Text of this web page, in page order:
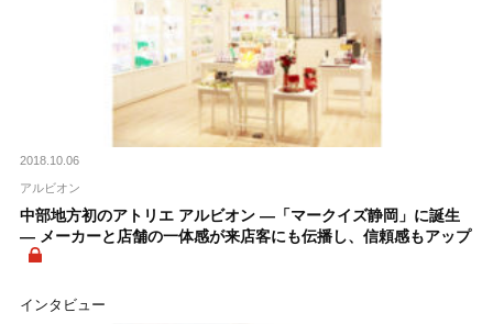
2018.10.06
アルビオン
中部地方初のアトリエ アルビオン ―「マークイズ静岡」に誕生
― メーカーと店舗の一体感が来店客にも伝播し、信頼感もアップ
インタビュー